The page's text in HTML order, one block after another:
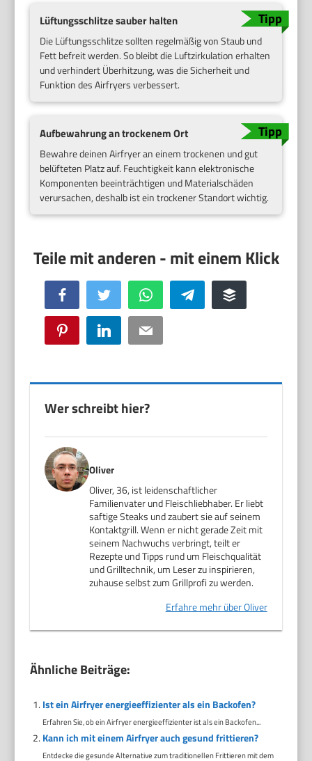
Lüftungsschlitze sauber halten
Die Lüftungsschlitze sollten regelmäßig von Staub und
Fett befreit werden. So bleibt die Luftzirkulation erhalten
und verhindert Überhitzung, was die Sicherheit und
Funktion des Airfryers verbessert.
Aufbewahrung an trockenem Ort
Bewahre deinen Airfryer an einem trockenen und gut
belüfteten Platz auf. Feuchtigkeit kann elektronische
Komponenten beeinträchtigen und Materialschäden
verursachen, deshalb ist ein trockener Standort wichtig.
Facebook Twitter WhatsApp Telegram Buffer
Pinterest LinkedIn Email
Wer schreibt hier?
Oliver
Oliver, 36, ist leidenschaftlicher
Familienvater und Fleischliebhaber. Er liebt
saftige Steaks und zaubert sie auf seinem
Kontaktgrill. Wenn er nicht gerade Zeit mit
seinem Nachwuchs verbringt, teilt er
Rezepte und Tipps rund um Fleischqualität
und Grilltechnik, um Leser zu inspirieren,
zuhause selbst zum Grillprofi zu werden.
Erfahre mehr über Oliver
Ähnliche Beiträge:
Ist ein Airfryer energieeffizienter als ein Backofen?
Erfahren Sie, ob ein Airfryer energieeffizienter ist als ein Backofen...
Kann ich mit einem Airfryer auch gesund frittieren?
Entdecke die gesunde Alternative zum traditionellen Frittieren mit dem